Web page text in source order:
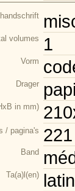
volumes 1
Vorm
Drager
in mm)
/ pagina's
Band
Ta(a)l(en) latin